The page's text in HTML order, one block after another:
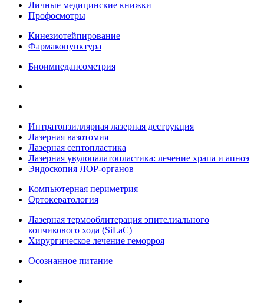
Личные медицинские книжки
Профосмотры
Кинезиотейпирование
Фармакопунктура
Биоимпедансометрия
Интратонзиллярная лазерная деструкция
Лазерная вазотомия
Лазерная септопластика
Лазерная увулопалатопластика: лечение храпа и апноэ
Эндоскопия ЛОР-органов
Компьютерная периметрия
Ортокератология
Лазерная термооблитерация эпителиального
копчикового хода (SiLaC)
Хирургическое лечение геморроя
Осознанное питание